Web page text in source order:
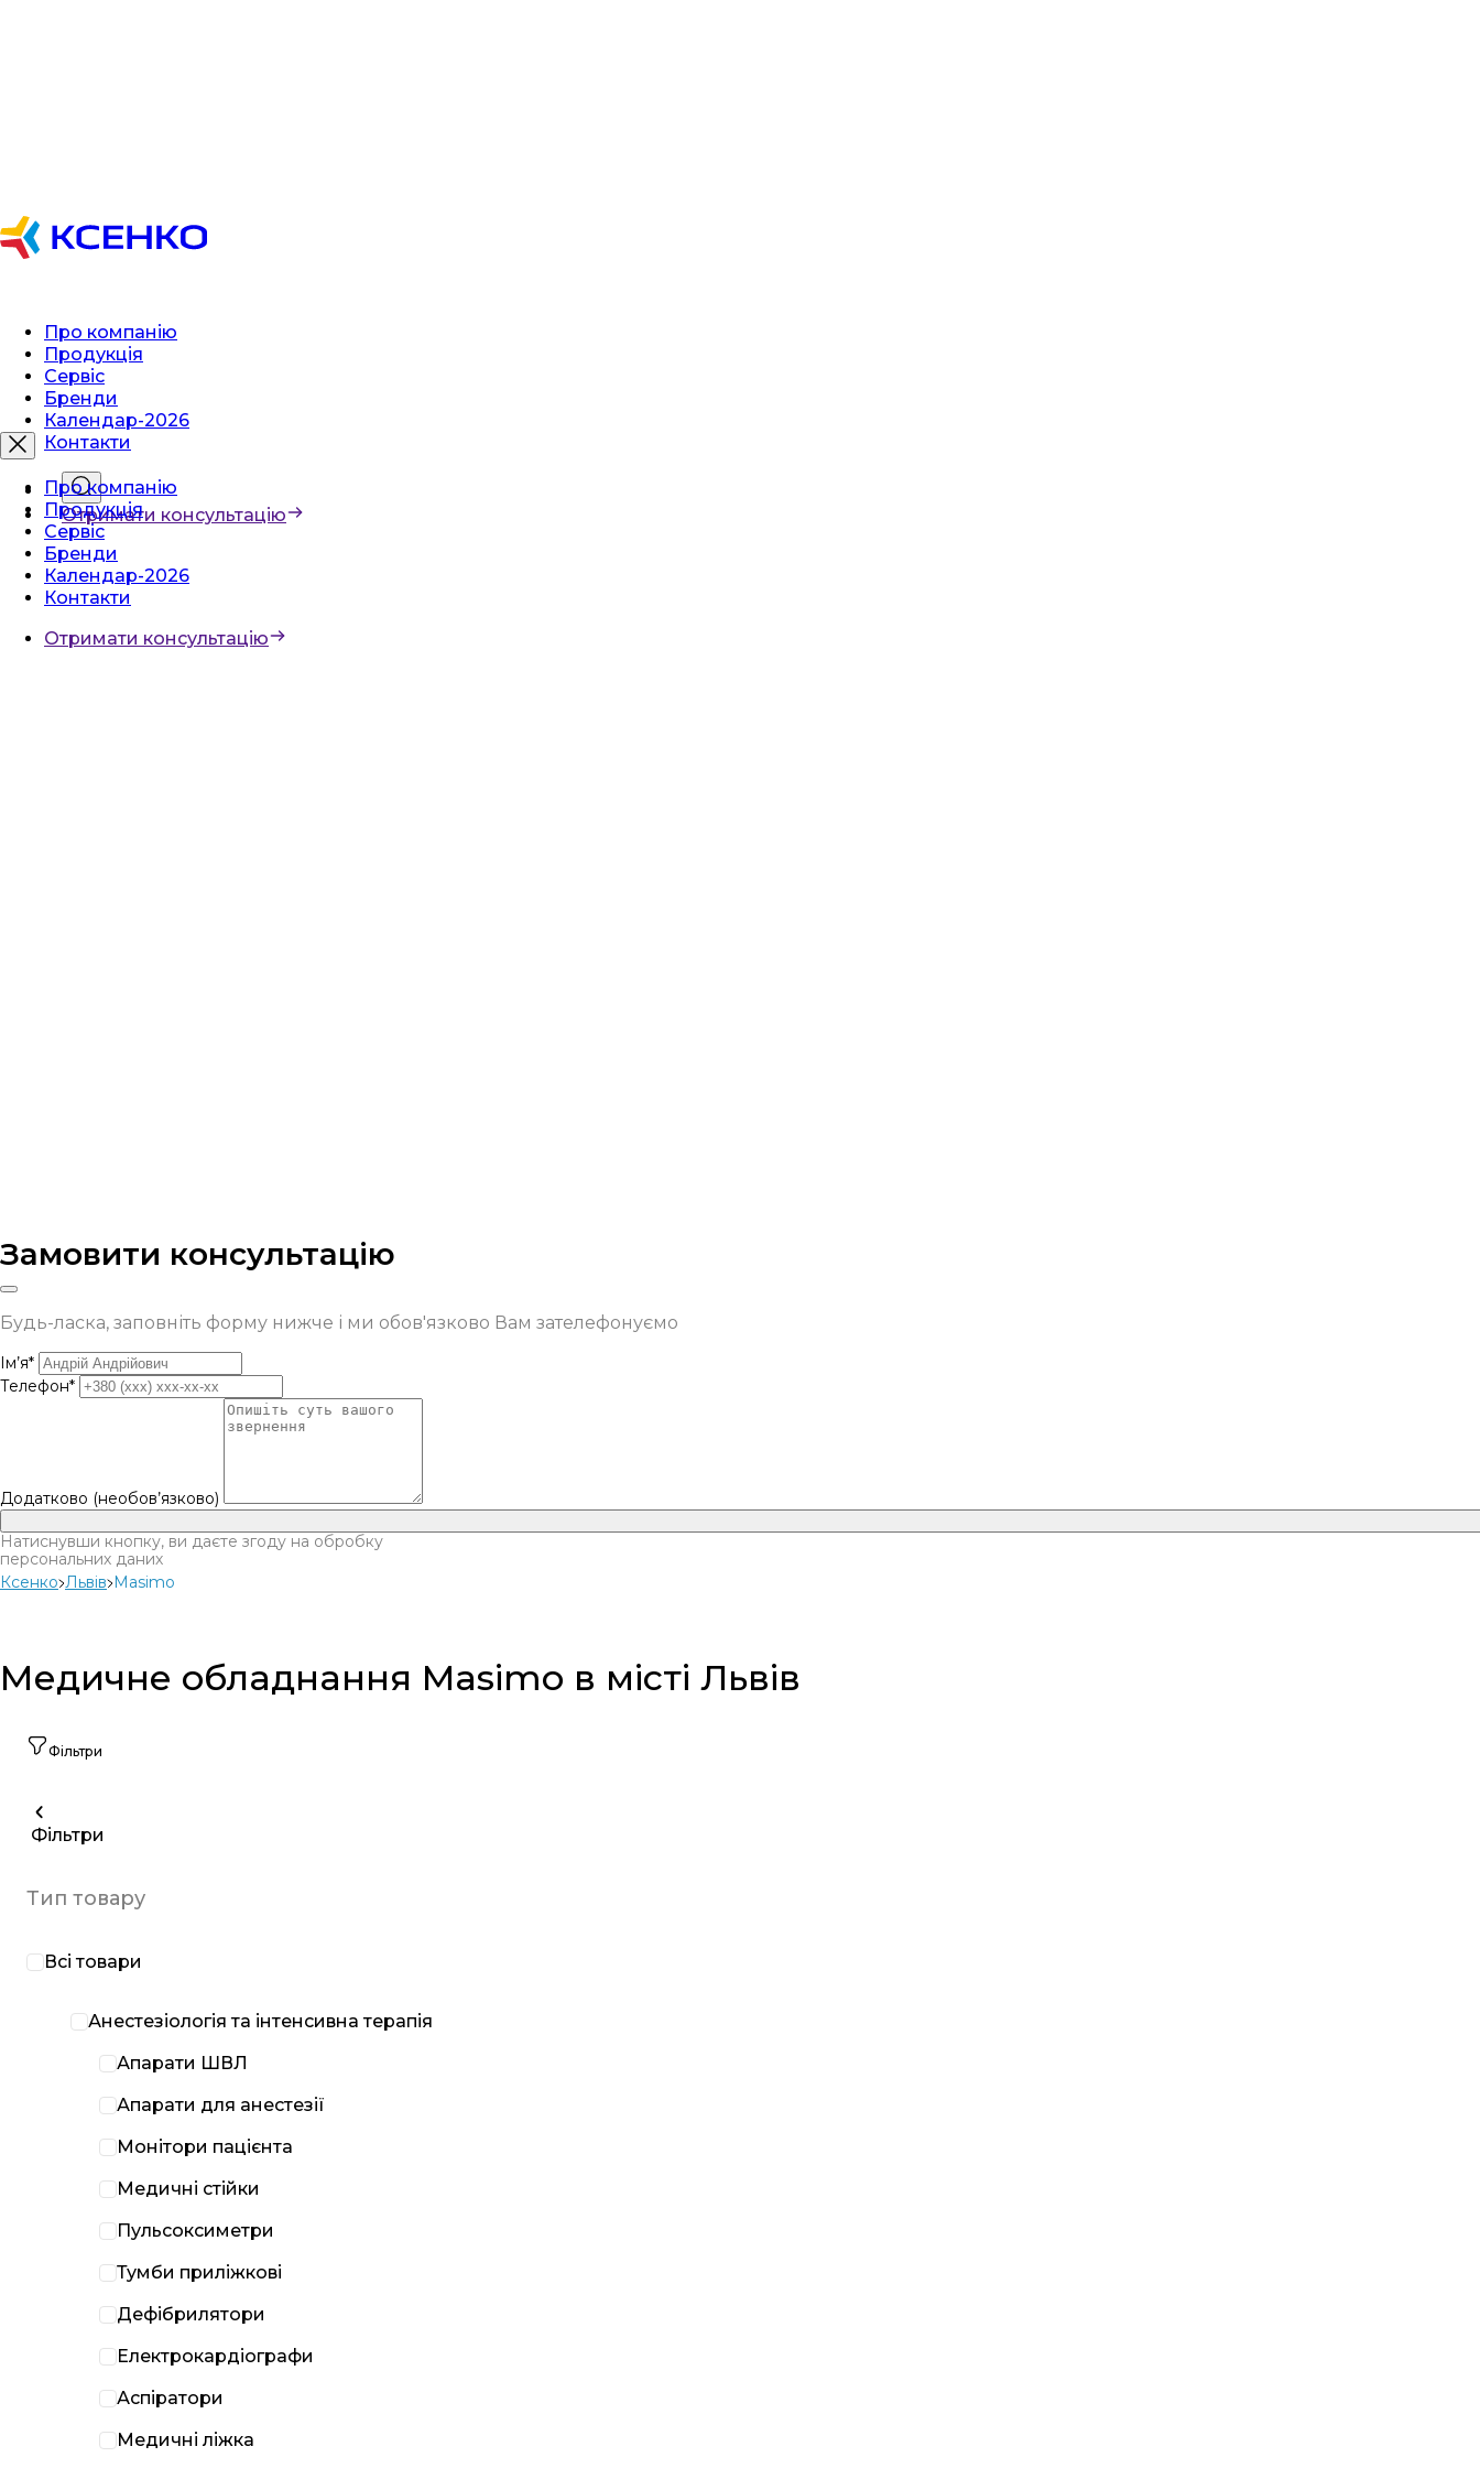
Про компанію
Продукція
Сервіс
Бренди
Календар-2026
Контакти
Отримати консультацію
Про компанію
Продукція
Сервіс
Бренди
Календар-2026
Контакти
Отримати консультацію
Замовити консультацію
Будь-ласка, заповніть форму нижче і ми обов'язково Вам зателефонуємо
Ім’я*
Телефон*
Додатково (необов’язково)
Натиснувши кнопку, ви даєте згоду на обробку
персональних даних
Ксенко Львів Masimo
Медичне обладнання Masimo в місті Львів
Фільтри
Фільтри
Тип товару
Всі товари
Анестезіологія та інтенсивна терапія
Апарати ШВЛ
Апарати для анестезії
Монітори пацієнта
Медичні стійки
Пульсоксиметри
Тумби приліжкові
Дефібрилятори
Електрокардіографи
Аспіратори
Медичні ліжка